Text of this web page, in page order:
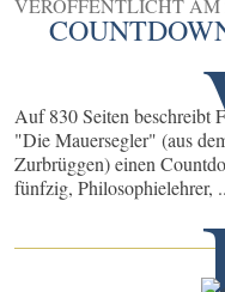
VERÖFFENTLICHT AM
Auf 830 Seiten beschreibt
"Die Mauersegler" (aus
Zurbrüggen) einen
fünfzig, Philosophielehrer,